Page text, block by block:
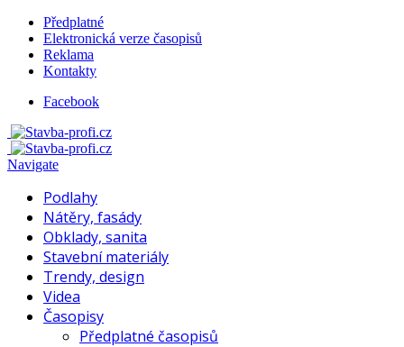
Předplatné
Elektronická verze časopisů
Reklama
Kontakty
Facebook
Navigate
Podlahy
Nátěry, fasády
Obklady, sanita
Stavební materiály
Trendy, design
Videa
Časopisy
Předplatné časopisů